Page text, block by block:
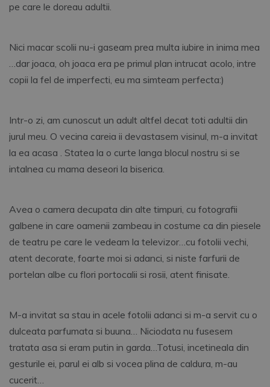
pe care le doreau adultii.
Nici macar scolii nu-i gaseam prea multa iubire in inima mea
…dar joaca, oh joaca era pe primul plan intrucat acolo, intre
copii la fel de imperfecti, eu ma simteam perfecta:)
Intr-o zi, am cunoscut un adult altfel decat toti adultii din
jurul meu. O vecina careia ii devastasem visinul, m-a invitat
la ea acasa . Statea la o curte langa blocul nostru si se
intalnea cu mama deseori la biserica.
Avea o camera decupata din alte timpuri, cu fotografii
galbene in care oamenii zambeau in costume ca din piesele
de teatru pe care le vedeam la televizor…cu fotolii vechi,
atent decorate, foarte moi si adanci, si niste farfurii de
portelan albe cu flori portocalii si rosii, atent finisate.
M-a invitat sa stau in acele fotolii adanci si m-a servit cu o
dulceata parfumata si buuna… Niciodata nu fusesem
tratata asa si eram putin in garda…Totusi, incetineala din
gesturile ei, parul ei alb si vocea plina de caldura, m-au
cucerit…